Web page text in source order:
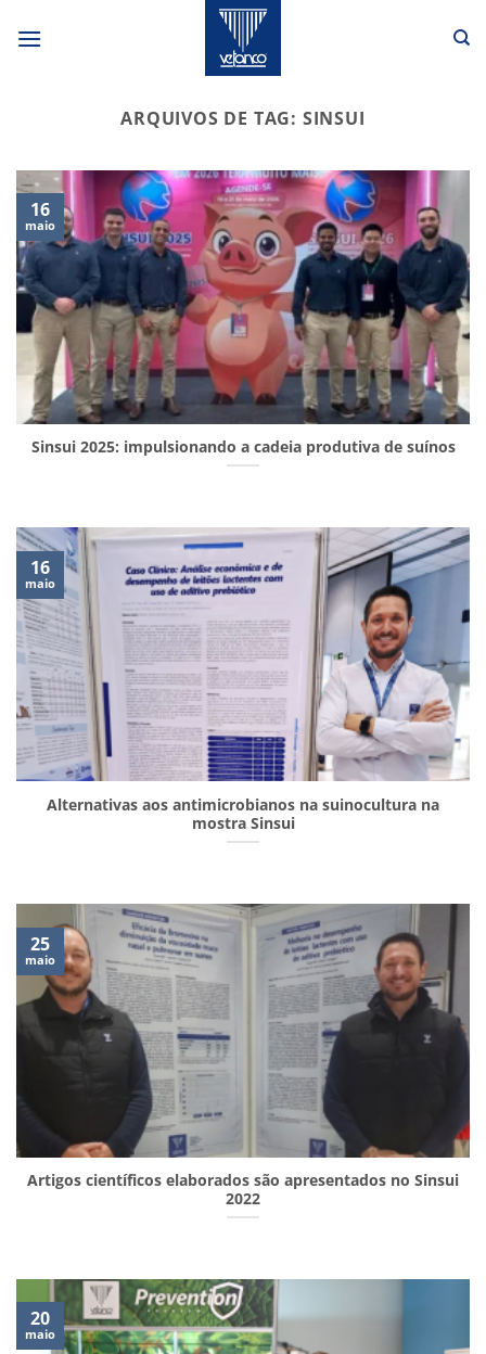
ARQUIVOS DE TAG: SINSUI
Sinsui 2025: impulsionando a cadeia produtiva de suínos
16
maio
Alternativas aos antimicrobianos na suinocultura na
mostra Sinsui
16
maio
Artigos científicos elaborados são apresentados no Sinsui
2022
25
maio
20
maio